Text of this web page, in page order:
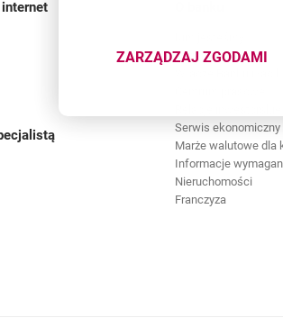
Kariera
Serwis ekonomiczny
Marże walutowe dla
Informacje
Nieruchomości
Franczyza
ZARZĄDZAJ ZGODAMI